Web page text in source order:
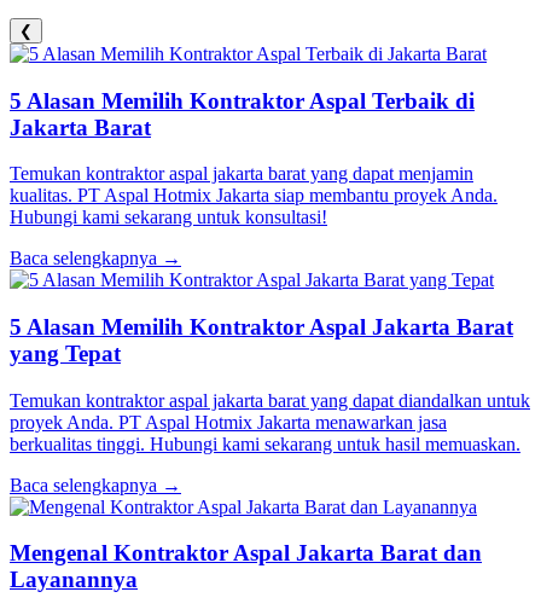
❮
5 Alasan Memilih Kontraktor Aspal Terbaik di
Jakarta Barat
Temukan kontraktor aspal jakarta barat yang dapat menjamin
kualitas. PT Aspal Hotmix Jakarta siap membantu proyek Anda.
Hubungi kami sekarang untuk konsultasi!
Baca selengkapnya →
5 Alasan Memilih Kontraktor Aspal Jakarta Barat
yang Tepat
Temukan kontraktor aspal jakarta barat yang dapat diandalkan untuk
proyek Anda. PT Aspal Hotmix Jakarta menawarkan jasa
berkualitas tinggi. Hubungi kami sekarang untuk hasil memuaskan.
Baca selengkapnya →
Mengenal Kontraktor Aspal Jakarta Barat dan
Layanannya